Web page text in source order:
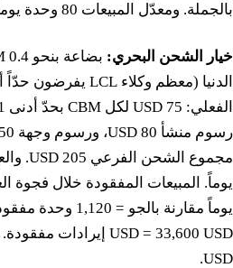
بالجملة. ومعدّل المبيعات 80 وحدة يومياً عبر الـ SKUs.
خيار الشحن البحري:
USD.